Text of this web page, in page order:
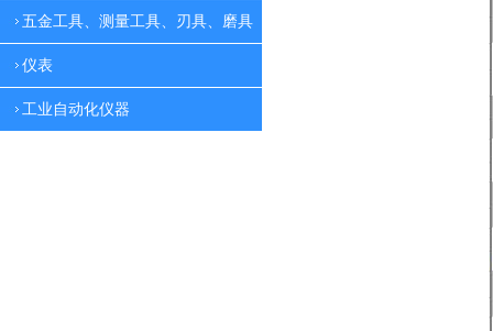
五金工具、测量工具、刃具、磨具
仪表
工业自动化仪器